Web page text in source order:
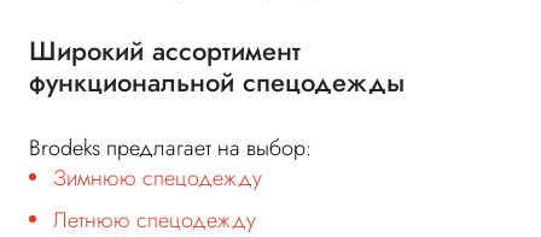
Широкий ассортимент
функциональной спецодежды
Brodeks предлагает на выбор:
Зимнюю спецодежду
Летнюю спецодежду